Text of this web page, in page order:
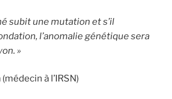
subit une mutation et s’il
l’anomalie génétique sera
»
(médecin à l’IRSN)